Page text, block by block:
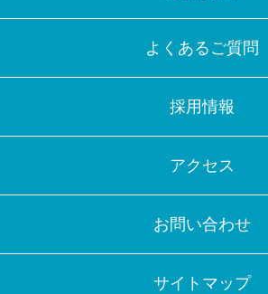
よくあるご質問
採用情報
アクセス
お問い合わせ
サイトマップ